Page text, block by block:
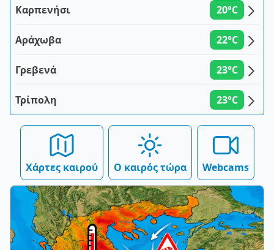
Καρπενήσι 20°C
Αράχωβα 22°C
Γρεβενά 23°C
Τρίπολη 23°C
Χάρτες καιρού Ο καιρός τώρα Webcams